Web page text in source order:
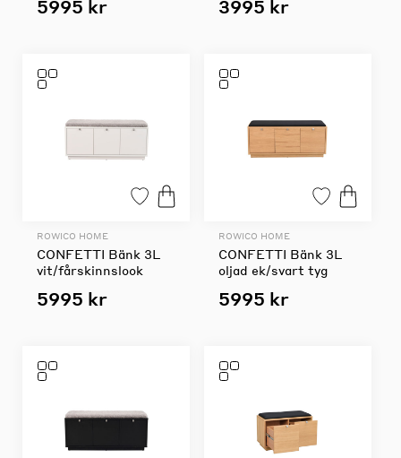
5995 kr 3995 kr
ROWICO HOME
CONFETTI Bänk 3L
vit/fårskinnslook
5995 kr
ROWICO HOME
CONFETTI Bänk 3L
oljad ek/svart tyg
5995 kr